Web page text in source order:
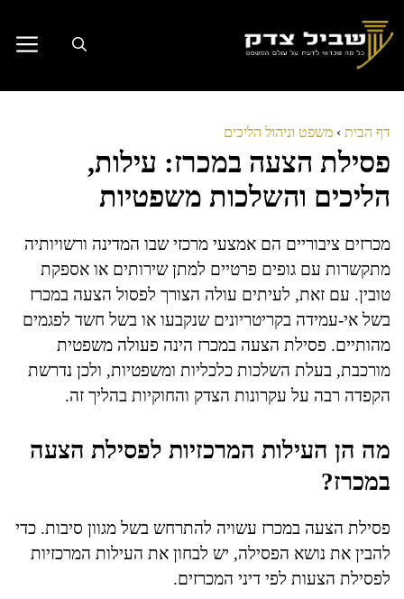
לתוכן
דף הבית › משפט וניהול הליכים
פסילת הצעה במכרז: עילות,
הליכים והשלכות משפטיות
מכרזים ציבוריים הם אמצעי מרכזי שבו המדינה ורשויותיה
מתקשרות עם גופים פרטיים למתן שירותים או אספקת
טובין. עם זאת, לעיתים עולה הצורך לפסול הצעה במכרז
בשל אי-עמידה בקריטריונים שנקבעו או בשל חשד לפגמים
מהותיים. פסילת הצעה במכרז הינה פעולה משפטית
מורכבת, בעלת השלכות כלכליות ומשפטיות, ולכן נדרשת
הקפדה רבה על עקרונות הצדק והחוקיות בהליך זה.
מה הן העילות המרכזיות לפסילת הצעה
במכרז?
פסילת הצעה במכרז עשויה להתרחש בשל מגוון סיבות. כדי
להבין את נושא הפסילה, יש לבחון את העילות המרכזיות
לפסילת הצעות לפי דיני המכרזים.